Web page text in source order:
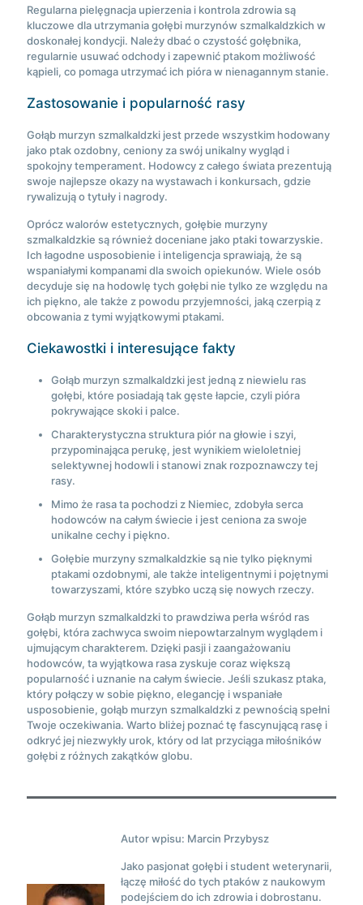
Regularna pielęgnacja upierzenia i kontrola zdrowia są
kluczowe dla utrzymania gołębi murzynów szmalkaldzkich w
doskonałej kondycji. Należy dbać o czystość gołębnika,
regularnie usuwać odchody i zapewnić ptakom możliwość
kąpieli, co pomaga utrzymać ich pióra w nienagannym stanie.
Zastosowanie i popularność rasy
Gołąb murzyn szmalkaldzki jest przede wszystkim hodowany
jako ptak ozdobny, ceniony za swój unikalny wygląd i
spokojny temperament. Hodowcy z całego świata prezentują
swoje najlepsze okazy na wystawach i konkursach, gdzie
rywalizują o tytuły i nagrody.
Oprócz walorów estetycznych, gołębie murzyny
szmalkaldzkie są również doceniane jako ptaki towarzyskie.
Ich łagodne usposobienie i inteligencja sprawiają, że są
wspaniałymi kompanami dla swoich opiekunów. Wiele osób
decyduje się na hodowlę tych gołębi nie tylko ze względu na
ich piękno, ale także z powodu przyjemności, jaką czerpią z
obcowania z tymi wyjątkowymi ptakami.
Ciekawostki i interesujące fakty
Gołąb murzyn szmalkaldzki jest jedną z niewielu ras
gołębi, które posiadają tak gęste łapcie, czyli pióra
pokrywające skoki i palce.
Charakterystyczna struktura piór na głowie i szyi,
przypominająca perukę, jest wynikiem wieloletniej
selektywnej hodowli i stanowi znak rozpoznawczy tej
rasy.
Mimo że rasa ta pochodzi z Niemiec, zdobyła serca
hodowców na całym świecie i jest ceniona za swoje
unikalne cechy i piękno.
Gołębie murzyny szmalkaldzkie są nie tylko pięknymi
ptakami ozdobnymi, ale także inteligentnymi i pojętnymi
towarzyszami, które szybko uczą się nowych rzeczy.
Gołąb murzyn szmalkaldzki to prawdziwa perła wśród ras
gołębi, która zachwyca swoim niepowtarzalnym wyglądem i
ujmującym charakterem. Dzięki pasji i zaangażowaniu
hodowców, ta wyjątkowa rasa zyskuje coraz większą
popularność i uznanie na całym świecie. Jeśli szukasz ptaka,
który połączy w sobie piękno, elegancję i wspaniałe
usposobienie, gołąb murzyn szmalkaldzki z pewnością spełni
Twoje oczekiwania. Warto bliżej poznać tę fascynującą rasę i
odkryć jej niezwykły urok, który od lat przyciąga miłośników
gołębi z różnych zakątków globu.
Autor wpisu: Marcin Przybysz
Jako pasjonat gołębi i student weterynarii,
łączę miłość do tych ptaków z naukowym
podejściem do ich zdrowia i dobrostanu.